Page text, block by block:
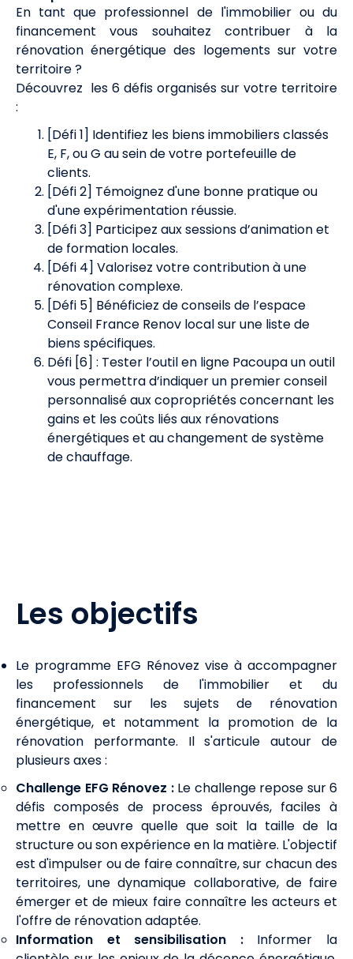
En tant que professionnel de l'immobilier ou du
financement vous souhaitez contribuer à la
rénovation énergétique des logements sur votre
territoire ?
Découvrez les 6 défis organisés sur votre territoire
:
[Défi 1] Identifiez les biens immobiliers classés
E, F, ou G au sein de votre portefeuille de
clients.
[Défi 2] Témoignez d'une bonne pratique ou
d'une expérimentation réussie.
[Défi 3] Participez aux sessions d’animation et
de formation locales.
[Défi 4] Valorisez votre contribution à une
rénovation complexe.
[Défi 5] Bénéficiez de conseils de l’espace
Conseil France Renov local sur une liste de
biens spécifiques.
Défi [6] : Tester l’outil en ligne Pacoupa un outil
vous permettra d’indiquer un premier conseil
personnalisé aux copropriétés concernant les
gains et les coûts liés aux rénovations
énergétiques et au changement de système
de chauffage.
Les objectifs
Le programme EFG Rénovez vise à accompagner
les professionnels de l'immobilier et du
financement sur les sujets de rénovation
énergétique, et notamment la promotion de la
rénovation performante. Il s'articule autour de
plusieurs axes :
Challenge EFG Rénovez :Le challenge repose sur 6
défis composés de process éprouvés, faciles à
mettre en œuvre quelle que soit la taille de la
structure ou son expérience en la matière. L'objectif
est d'impulser ou de faire connaître, sur chacun des
territoires, une dynamique collaborative, de faire
émerger et de mieux faire connaître les acteurs et
l'offre de rénovation adaptée.
Information et sensibilisation :Informer la